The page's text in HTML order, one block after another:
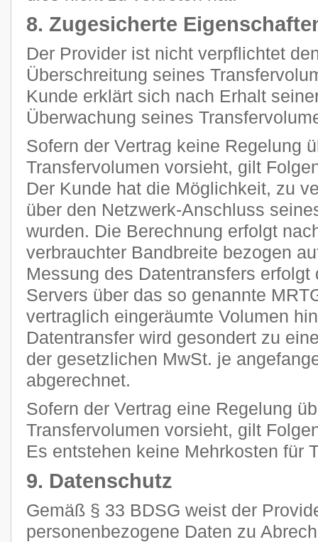
8. Zugesicherte
Der Provider ist nicht verpflichtet
Überschreitung seines
Kunde erklärt sich nach Erhalt
Überwachung seines
Sofern der Vertrag keine Regelung
Transfervolumen vorsieht, gilt
Der Kunde hat die Möglichkeit, zu
über den Netzwerk-Anschluss
wurden. Die Berechnung erfolgt
verbrauchter Bandbreite bezogen
Messung des Datentransfers
Servers über das so genannte
vertraglich eingeräumte Volumen
Datentransfer wird gesondert zu
der gesetzlichen MwSt. je
abgerechnet.
Sofern der Vertrag eine Regelung
Transfervolumen vorsieht, gilt
Es entstehen keine Mehrkosten für
9. Datenschutz
Gemäß § 33 BDSG weist der
personenbezogene Daten zu